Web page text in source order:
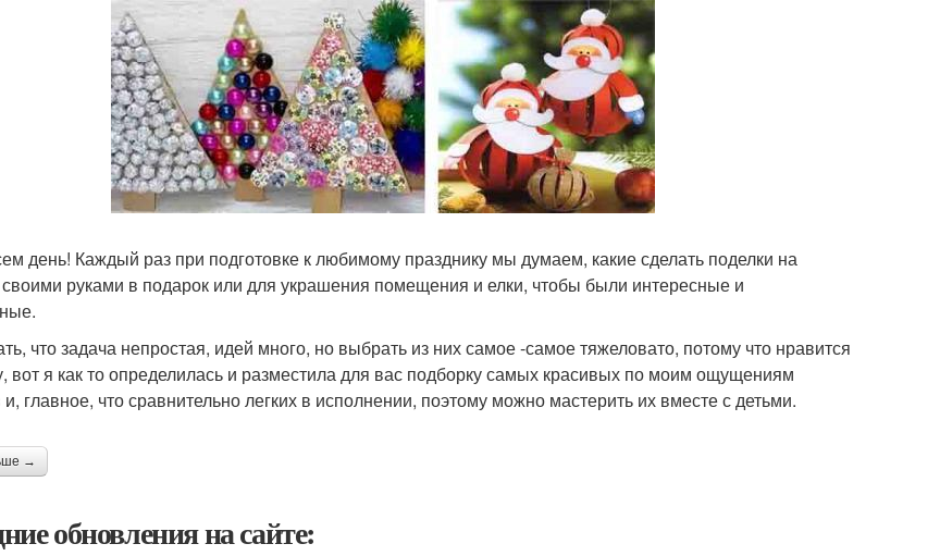
день! Каждый раз при подготовке к любимому празднику мы думаем, какие сделать поделки на
руками в подарок или для украшения помещения и елки, чтобы были интересные и
что задача непростая, идей много, но выбрать из них самое -самое тяжеловато, потому что нравится
вот я как то определилась и разместила для вас подборку самых красивых по моим ощущениям
главное, что сравнительно легких в исполнении, поэтому можно мастерить их вместе с детьми.
→
обновления на сайте: